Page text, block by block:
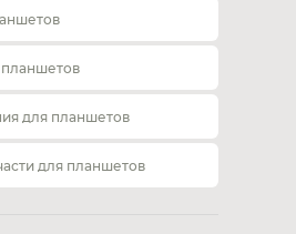
для планшетов
для планшетов